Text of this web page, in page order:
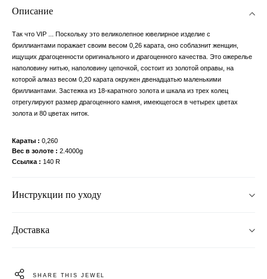
Описание
Так что VIP ... Поскольку это великолепное ювелирное изделие с
бриллиантами поражает своим весом 0,26 карата, оно соблазнит женщин,
ищущих драгоценности оригинального и драгоценного качества. Это ожерелье
наполовину нитью, наполовину цепочкой, состоит из золотой оправы, на
которой алмаз весом 0,20 карата окружен двенадцатью маленькими
бриллиантами. Застежка из 18-каратного золота и шкала из трех колец
отрегулируют размер драгоценного камня, имеющегося в четырех цветах
золота и 80 цветах ниток.
Караты
0,260
Вес в золоте
2.4000g
Ссылка
140 R
Инструкции по уходу
Доставка
SHARE THIS JEWEL